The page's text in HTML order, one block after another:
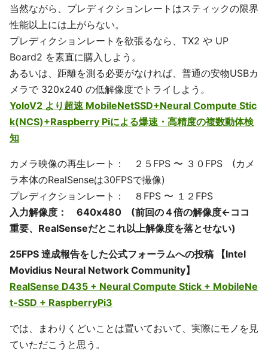
当然ながら、プレディクションレートはスティックの限界
性能以上には上がらない。
プレディクションレートを欲張るなら、TX2 や UP
Board2 を素直に購入しよう。
あるいは、距離を測る必要がなければ、普通の安物USBカ
メラで 320x240 の低解像度でトライしよう。
YoloV2 より超速 MobileNetSSD+Neural Compute Stic
k(NCS)+Raspberry Piによる爆速・高精度の複数動体検
知
カメラ映像の再生レート： ２５FPS 〜 ３０FPS (カメ
ラ本体のRealSenseは30FPSで撮像)
プレディクションレート： ８FPS 〜 １２FPS
入力解像度： 640x480 (前回の４倍の解像度←ココ
重要、RealSenseだとこれ以上解像度を落とせない)
25FPS 達成報告をした公式フォーラムへの投稿 【Intel
Movidius Neural Network Community】
RealSense D435 + Neural Compute Stick + MobileNe
t-SSD + RaspberryPi3
では、まわりくどいことは置いておいて、実際にモノを見
ていただこうと思う。